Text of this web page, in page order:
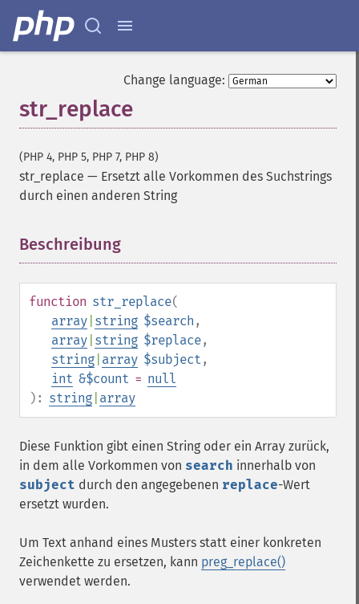
Change language:
str_replace
(PHP 4, PHP 5, PHP 7, PHP 8)
str_replace — Ersetzt alle Vorkommen des Suchstrings
durch einen anderen String
Beschreibung
function str_replace(
array string $search ,
array string $replace,
string array $subject ,
int &$count = null
): string array
Diese Funktion gibt einen String oder ein Array zurück,
in dem alle Vorkommen von search innerhalb von
subject durch den angegebenen replace-Wert
ersetzt wurden.
Um Text anhand eines Musters statt einer konkreten
Zeichenkette zu ersetzen, kann preg_replace()
verwendet werden.